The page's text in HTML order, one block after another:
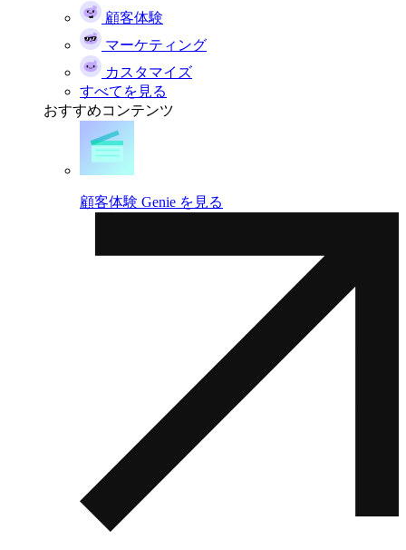
顧客体験
マーケティング
カスタマイズ
すべてを見る
おすすめコンテンツ
顧客体験 Genie を見る